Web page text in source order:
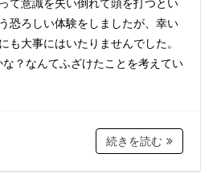
って意識を失い倒れて頭を打つとい
う恐ろしい体験をしましたが、幸い
にも大事にはいたりませんでした。
？なんてふざけたことを考えてい
続きを読む